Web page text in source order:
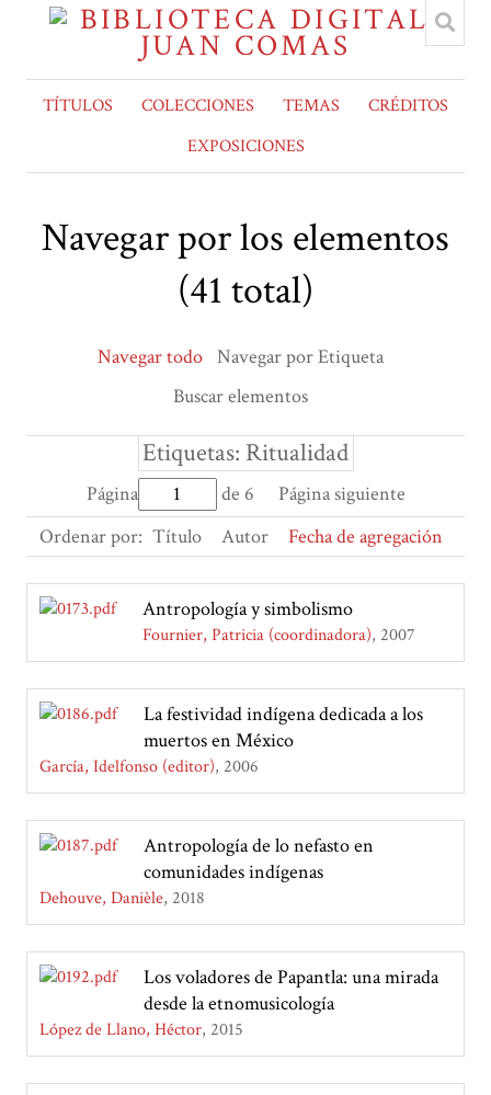
TÍTULOS COLECCIONES TEMAS
CRÉDITOS
EXPOSICIONES
Navegar por los elementos
(41 total)
Navegar todo Navegar por Etiqueta
Buscar elementos
Etiquetas: Ritualidad
Página de 6
Página siguiente
Ordenar por: Título Autor Fecha de agregación
Antropología y simbolismo
Fournier, Patricia (coordinadora) 2007
La festividad indígena dedicada a los
muertos en México
García, Idelfonso (editor) 2006
Antropología de lo nefasto en
comunidades indígenas
Dehouve, Danièle 2018
Los voladores de Papantla: una mirada
desde la etnomusicología
López de Llano, Héctor 2015